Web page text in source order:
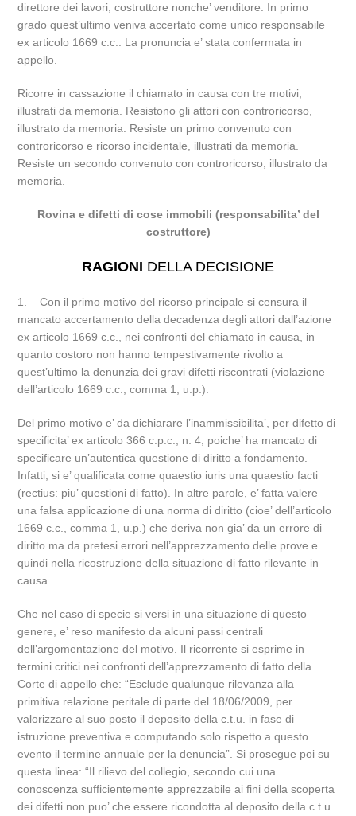
direttore dei lavori, costruttore nonche’ venditore. In primo
grado quest’ultimo veniva accertato come unico responsabile
ex articolo 1669 c.c.. La pronuncia e’ stata confermata in
appello.
Ricorre in cassazione il chiamato in causa con tre motivi,
illustrati da memoria. Resistono gli attori con controricorso,
illustrato da memoria. Resiste un primo convenuto con
controricorso e ricorso incidentale, illustrati da memoria.
Resiste un secondo convenuto con controricorso, illustrato da
memoria.
Rovina e difetti di cose immobili (responsabilita’ del
costruttore)
RAGIONI DELLA DECISIONE
1. – Con il primo motivo del ricorso principale si censura il
mancato accertamento della decadenza degli attori dall’azione
ex articolo 1669 c.c., nei confronti del chiamato in causa, in
quanto costoro non hanno tempestivamente rivolto a
quest’ultimo la denunzia dei gravi difetti riscontrati (violazione
dell’articolo 1669 c.c., comma 1, u.p.).
Del primo motivo e’ da dichiarare l’inammissibilita’, per difetto di
specificita’ ex articolo 366 c.p.c., n. 4, poiche’ ha mancato di
specificare un’autentica questione di diritto a fondamento.
Infatti, si e’ qualificata come quaestio iuris una quaestio facti
(rectius: piu’ questioni di fatto). In altre parole, e’ fatta valere
una falsa applicazione di una norma di diritto (cioe’ dell’articolo
1669 c.c., comma 1, u.p.) che deriva non gia’ da un errore di
diritto ma da pretesi errori nell’apprezzamento delle prove e
quindi nella ricostruzione della situazione di fatto rilevante in
causa.
Che nel caso di specie si versi in una situazione di questo
genere, e’ reso manifesto da alcuni passi centrali
dell’argomentazione del motivo. Il ricorrente si esprime in
termini critici nei confronti dell’apprezzamento di fatto della
Corte di appello che: “Esclude qualunque rilevanza alla
primitiva relazione peritale di parte del 18/06/2009, per
valorizzare al suo posto il deposito della c.t.u. in fase di
istruzione preventiva e computando solo rispetto a questo
evento il termine annuale per la denuncia”. Si prosegue poi su
questa linea: “Il rilievo del collegio, secondo cui una
conoscenza sufficientemente apprezzabile ai fini della scoperta
dei difetti non puo’ che essere ricondotta al deposito della c.t.u.